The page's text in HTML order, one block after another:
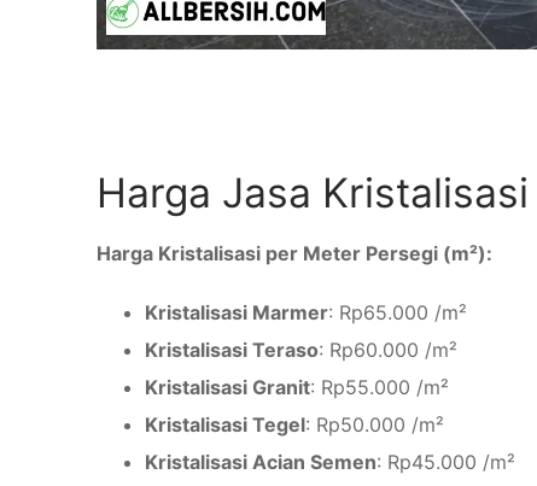
Harga Jasa
Harga Kristalisasi per Meter Persegi (m²):
Kristalisasi Marmer: Rp65.000 /m²
Kristalisasi Teraso: Rp60.000 /m²
Kristalisasi Granit: Rp55.000 /m²
Kristalisasi Tegel: Rp50.000 /m²
Kristalisasi Acian Semen: Rp45.000 /m²